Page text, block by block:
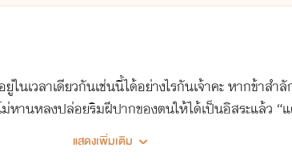
ในเวลาเดียวกันเช่นนี้ได้อย่างไรกันเจ้าคะ หากข้า
านหลงปล่อยริมฝีปากของตนให้ได้เป็นอิสระแล้ว “แ
พวกท่านไม่มียางอายหลงเหลือกันอยู่อีกต่อไปแล้ว เพ
ได้โปรดเถิด อ่าห์” ชิงหลันครวญครางเสียงเบา
แสดงเพิ่มเติม